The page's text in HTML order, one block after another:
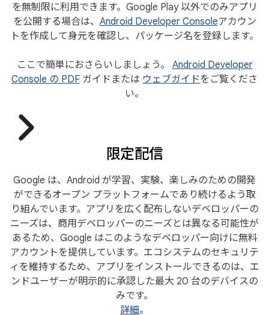
を無制限に利用できます。Google Play 以外でのみアプリ
を公開する場合は、 Android Developer Consoleアカウン
トを作成して身元を確認し、パッケージ名を登録します。
ここで簡単におさらいしましょう。 Android Developer
Console の PDF ガイドまたは ウェブガイド をご覧くださ
い。
限定配信
Google は、Android が学習、実験、楽しみのための開発
ができるオープン プラットフォームであり続けるよう取
り組んでいます。アプリを広く配布しないデベロッパーの
ニーズは、商用デベロッパーのニーズとは異なる可能性が
あるため、Google はこのようなデベロッパー向けに無料
アカウントを提供しています。エコシステムのセキュリテ
ィを維持するため、アプリをインストールできるのは、エ
ンドユーザーが明示的に承認した最大 20 台のデバイスの
みです。
詳細。